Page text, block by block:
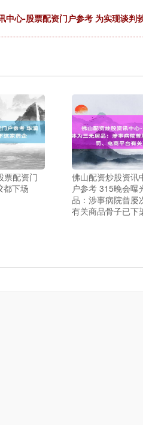
中心-股票配资门户参考 为实现谈判
票配资门
都下场
佛山配资炒股资讯
户参考 315晚会曝
品：涉事病院曾屡
有关商品骨子已下